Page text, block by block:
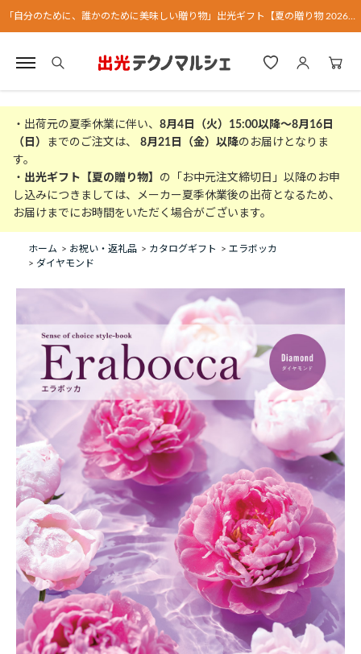
・出荷元の夏季休業に伴い、 8月4日（火）15:00以降～8月16日
（日）
までのご注文は、 8月21日（金）以降のお届けとなりま
す。
・ 出光ギフト【夏の贈り物】 の「お中元注文締切日」以降のお申
し込みにつきましては、メーカー夏季休業後の出荷となるため、
お届けまでにお時間をいただく場合がございます。
ホーム > お祝い・返礼品 > カタログギフト > エラボッカ
> ダイヤモンド